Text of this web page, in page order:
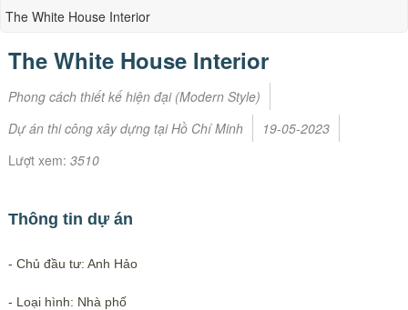
The White House Interior
The White House Interior
Phong cách thiết kế hiện đại (Modern Style)
Dự án thi công xây dựng tại Hồ Chí Minh
19-05-2023
Lượt xem: 3510
Thông tin dự án
- Chủ đầu tư: Anh Hảo
- Loại hình: Nhà phố